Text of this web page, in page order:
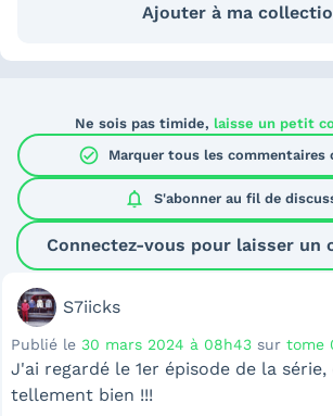
Ajouter à ma
Ne sois pas timide, laisse un petit
check_circle Marquer tous les commentaires
notifications S'abonner au fil de
Connectez-vous pour laisser un
S7iicks
Publié le 30 mars 2024 à 08h43 sur tome
J'ai regardé le 1er épisode de la série,
tellement bien !!!